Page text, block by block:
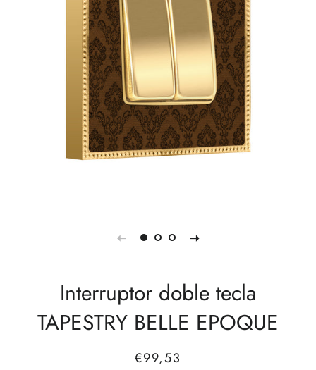
Interruptor doble tecla
TAPESTRY BELLE EPOQUE
Precio
Precio
€99,53